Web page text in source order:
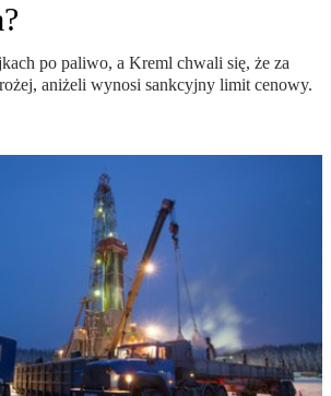
po paliwo, a Kreml chwali się, że za
aniżeli wynosi sankcyjny limit cenowy.